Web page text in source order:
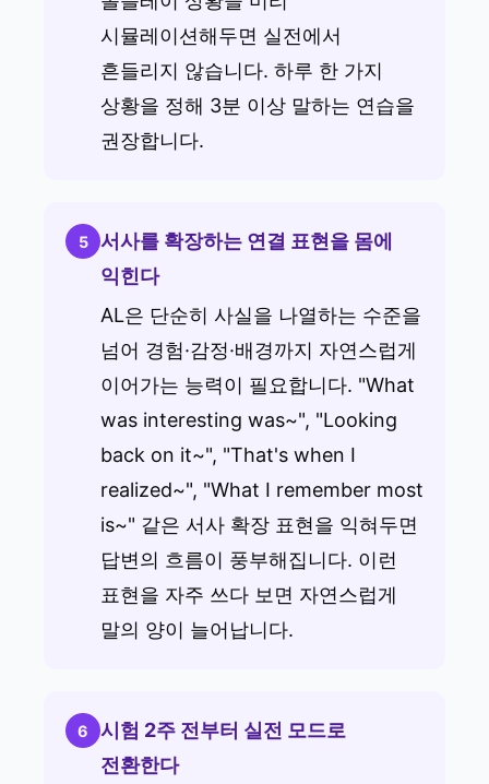
시뮬레이션해두면 실전에서
흔들리지 않습니다. 하루 한 가지
상황을 정해 3분 이상 말하는 연습을
권장합니다.
5
서사를 확장하는 연결 표현을 몸에
익힌다
AL은 단순히 사실을 나열하는 수준을
넘어 경험·감정·배경까지 자연스럽게
이어가는 능력이 필요합니다. "What
was interesting was~", "Looking
back on it~", "That's when I
realized~", "What I remember most
is~" 같은 서사 확장 표현을 익혀두면
답변의 흐름이 풍부해집니다. 이런
표현을 자주 쓰다 보면 자연스럽게
말의 양이 늘어납니다.
6
시험 2주 전부터 실전 모드로
전환한다